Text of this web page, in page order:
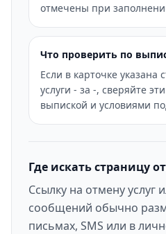
отмечены при
Что проверить по
Если в карточке указана
услуги - за -, сверяйте
выпиской и условиями
Где искать страницу
Ссылку на отмену услуг
сообщений обычно
письмах, SMS или в